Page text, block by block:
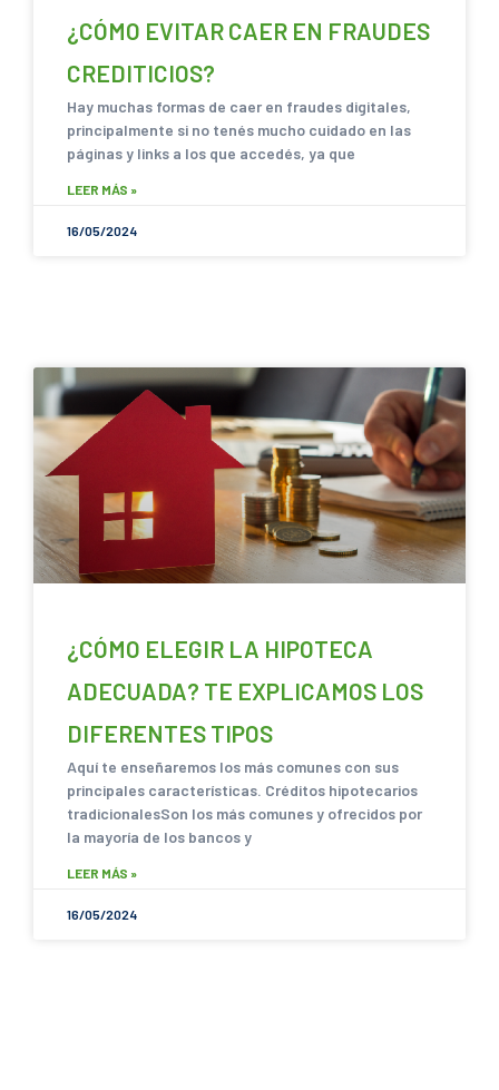
¿CÓMO EVITAR CAER EN FRAUDES
CREDITICIOS?
Hay muchas formas de caer en fraudes digitales,
principalmente si no tenés mucho cuidado en las
páginas y links a los que accedés, ya que
LEER MÁS »
16/05/2024
SACANDO CUENTAS
¿CÓMO ELEGIR LA HIPOTECA
ADECUADA? TE EXPLICAMOS LOS
DIFERENTES TIPOS
Aquí te enseñaremos los más comunes con sus
principales características. Créditos hipotecarios
tradicionalesSon los más comunes y ofrecidos por
la mayoría de los bancos y
LEER MÁS »
16/05/2024